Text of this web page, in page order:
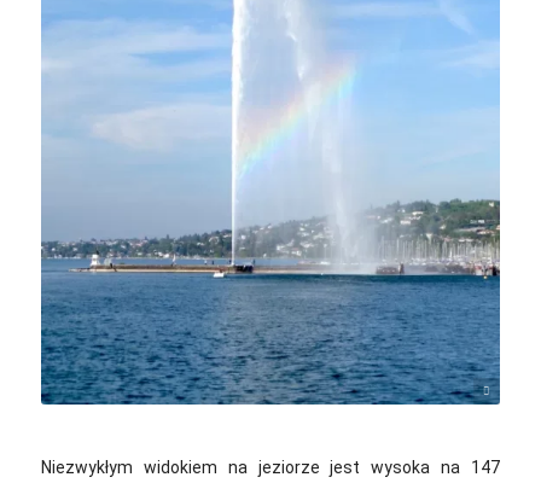
Toni Pomar / Unsplash
Niezwykłym widokiem na jeziorze jest wysoka na 147